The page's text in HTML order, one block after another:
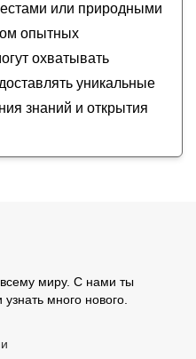
или природными
опытных
охватывать
уникальные
знаний и открытия
миру. С нами ты
много нового.